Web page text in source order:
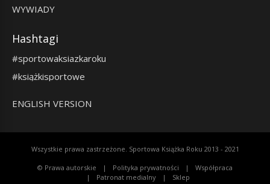
WYWIADY
Hashtagi
#sportowaksiazkaroku
#książkisportowe
ENGLISH VERSION
Wszystkie prawa zastrzeżone. Sportowa Książka Roku 2013 - 2021
© Prawa autorskie Polityka prywatności
Współpraca
Patronat medialny
Sklep